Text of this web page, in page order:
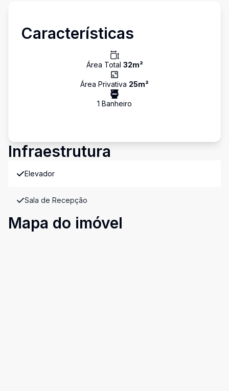
Características
Área Total 32m²
Área Privativa 25m²
1 Banheiro
Infraestrutura
Elevador
Sala de Recepção
Mapa do imóvel